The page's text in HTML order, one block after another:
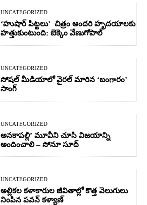
UNCATEGORIZED
‘హుషార్‌ పిట్టలు’ చిత్రం అందరి హృదయాలకు
హత్తుకుంటుంది: బెక్కెం వేణుగోపాల్‌
UNCATEGORIZED
సోషల్ మీడియాలో వైరల్ మారిన ‘బంగారం’
సాంగ్
UNCATEGORIZED
అనకాపల్లి’ మూవీని చూసి విజయాన్ని
అందించాలి – సోనూ సూద్
UNCATEGORIZED
అల్లికల కళాకారుల జీవితాల్లో కొత్త వెలుగులు
నింపిన పవన్ కళ్యాణ్